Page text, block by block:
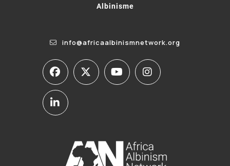
Albinisme
info@africaalbinismnetwork.org